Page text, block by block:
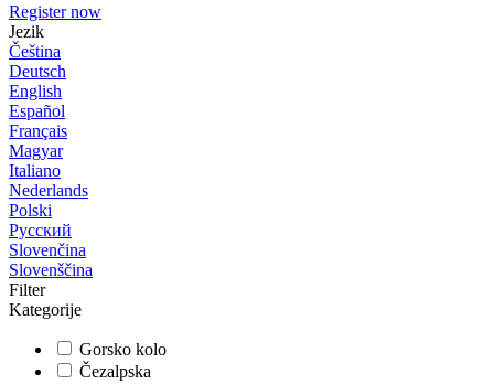
Register now
Jezik
Čeština
Deutsch
English
Español
Français
Magyar
Italiano
Nederlands
Polski
Русский
Slovenčina
Slovenščina
Filter
Kategorije
Gorsko kolo
Čezalpska